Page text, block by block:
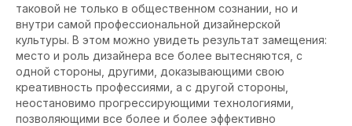
таковой не только в общественном сознании, но и
внутри самой профессиональной дизайнерской
культуры. В этом можно увидеть результат замещения:
место и роль дизайнера все более вытесняются, с
одной стороны, другими, доказывающими свою
креативность профессиями, а с другой стороны,
неостановимо прогрессирующими технологиями,
позволяющими все более и более эффективно